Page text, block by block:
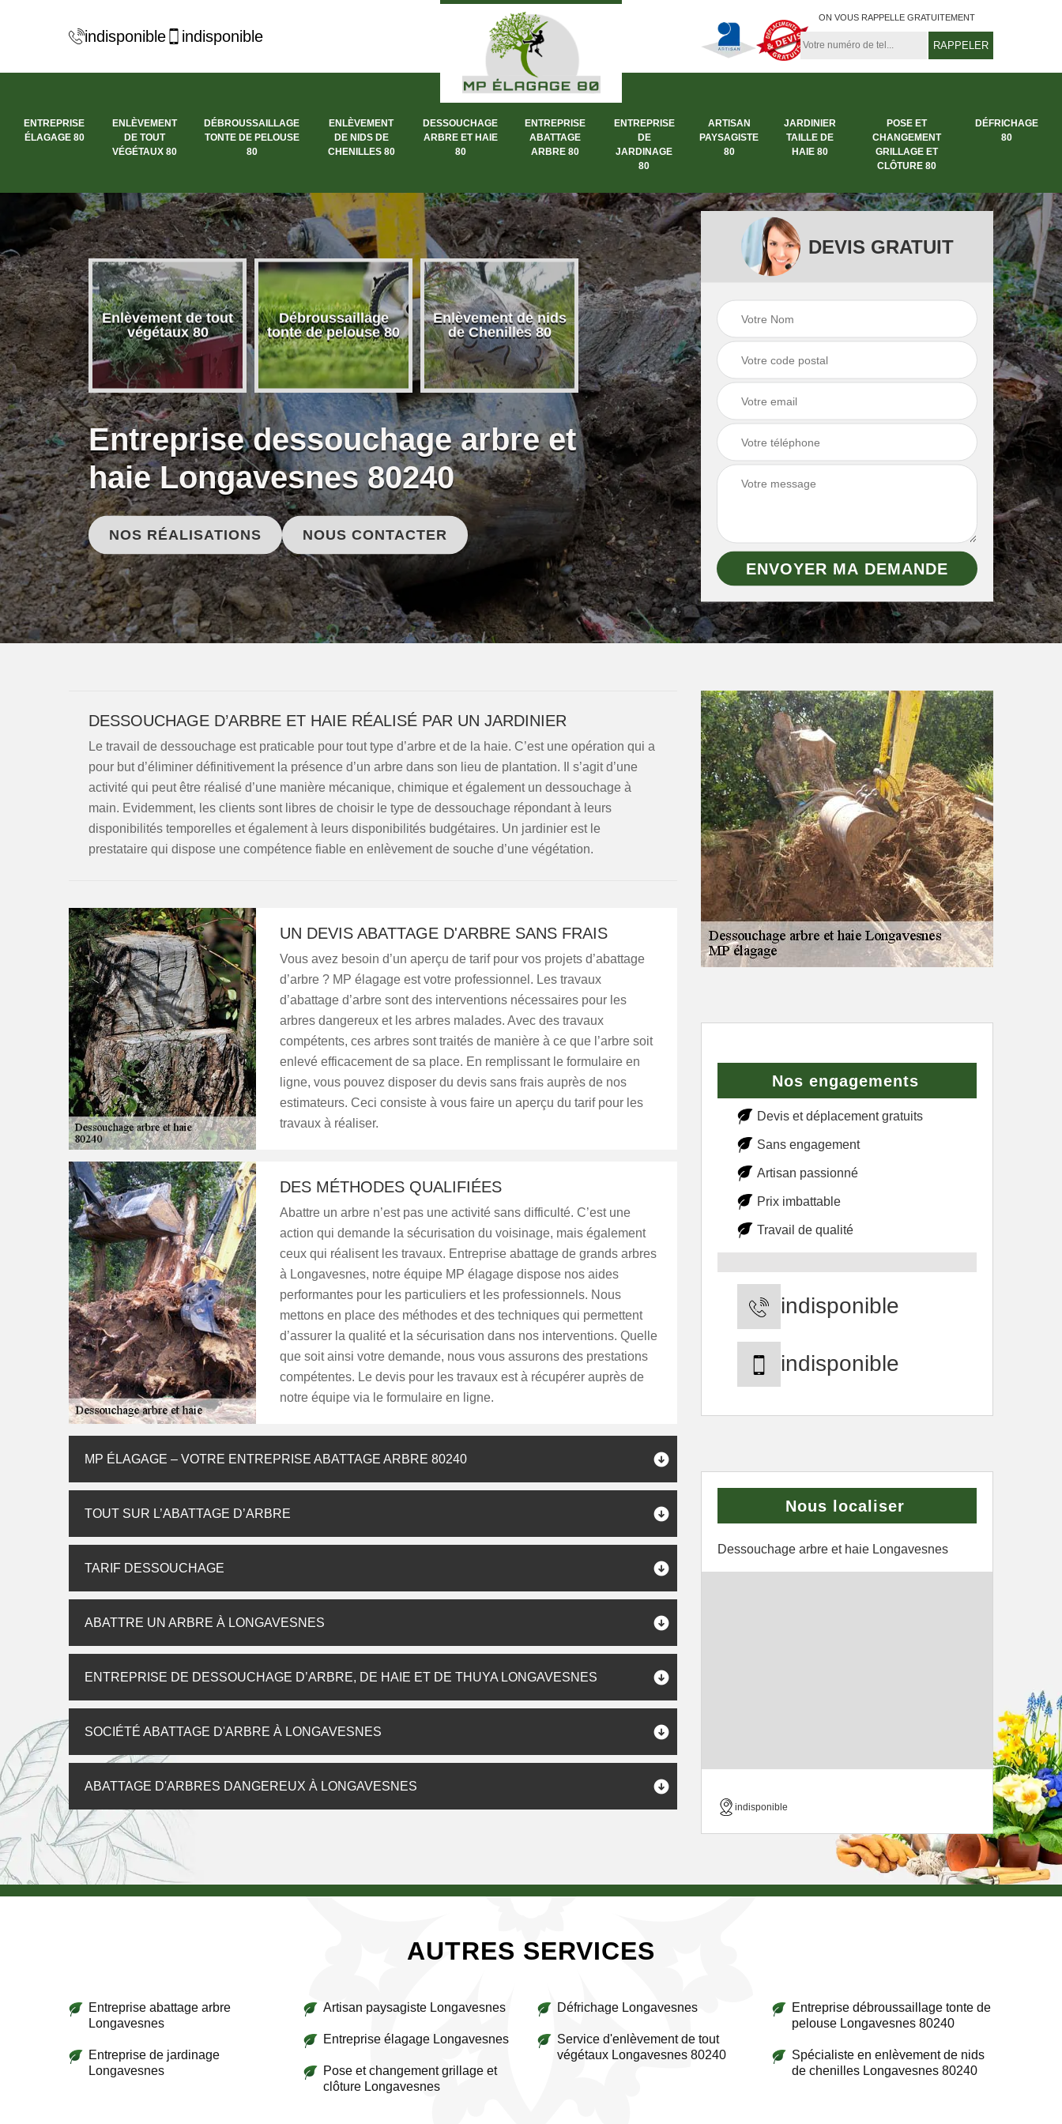
indisponible indisponible
ON VOUS RAPPELLE GRATUITEMENT
ENTREPRISE
ÉLAGAGE 80
ENLÈVEMENT
DE TOUT
VÉGÉTAUX 80
DÉBROUSSAILLAGE
TONTE DE PELOUSE
80
ENLÈVEMENT
DE NIDS DE
CHENILLES 80
DESSOUCHAGE
ARBRE ET HAIE
80
ENTREPRISE
ABATTAGE
ARBRE 80
ENTREPRISE
DE
JARDINAGE
80
ARTISAN
PAYSAGISTE
80
JARDINIER
TAILLE DE
HAIE 80
POSE ET
CHANGEMENT
GRILLAGE ET
CLÔTURE 80
DÉFRICHAGE
80
élagage
Enlèvement de tout
végétaux 80
Débroussaillage
tonte de pelouse 80
Enlèvement de nids
de Chenilles 80
Dessouchage arbre
et haie 80
Entreprise abattage
Entreprise de
jardinage 80
Entreprise dessouchage arbre et
haie Longavesnes 80240
NOS RÉALISATIONS NOUS CONTACTER
DEVIS GRATUIT
DESSOUCHAGE D’ARBRE ET HAIE RÉALISÉ PAR UN JARDINIER
Le travail de dessouchage est praticable pour tout type d’arbre et de la haie. C’est une opération qui a
pour but d’éliminer définitivement la présence d’un arbre dans son lieu de plantation. Il s’agit d’une
activité qui peut être réalisé d’une manière mécanique, chimique et également un dessouchage à
main. Evidemment, les clients sont libres de choisir le type de dessouchage répondant à leurs
disponibilités temporelles et également à leurs disponibilités budgétaires. Un jardinier est le
prestataire qui dispose une compétence fiable en enlèvement de souche d’une végétation.
UN DEVIS ABATTAGE D'ARBRE SANS FRAIS
Vous avez besoin d’un aperçu de tarif pour vos projets d’abattage
d’arbre ? MP élagage est votre professionnel. Les travaux
d’abattage d’arbre sont des interventions nécessaires pour les
arbres dangereux et les arbres malades. Avec des travaux
compétents, ces arbres sont traités de manière à ce que l’arbre soit
enlevé efficacement de sa place. En remplissant le formulaire en
ligne, vous pouvez disposer du devis sans frais auprès de nos
estimateurs. Ceci consiste à vous faire un aperçu du tarif pour les
travaux à réaliser.
DES MÉTHODES QUALIFIÉES
Abattre un arbre n’est pas une activité sans difficulté. C’est une
action qui demande la sécurisation du voisinage, mais également
ceux qui réalisent les travaux. Entreprise abattage de grands arbres
à Longavesnes, notre équipe MP élagage dispose nos aides
performantes pour les particuliers et les professionnels. Nous
mettons en place des méthodes et des techniques qui permettent
d’assurer la qualité et la sécurisation dans nos interventions. Quelle
que soit ainsi votre demande, nous vous assurons des prestations
compétentes. Le devis pour les travaux est à récupérer auprès de
notre équipe via le formulaire en ligne.
MP ÉLAGAGE – VOTRE ENTREPRISE ABATTAGE ARBRE 80240
TOUT SUR L’ABATTAGE D’ARBRE
TARIF DESSOUCHAGE
ABATTRE UN ARBRE À LONGAVESNES
ENTREPRISE DE DESSOUCHAGE D’ARBRE, DE HAIE ET DE THUYA LONGAVESNES
SOCIÉTÉ ABATTAGE D'ARBRE À LONGAVESNES
ABATTAGE D'ARBRES DANGEREUX À LONGAVESNES
Nos engagements
Devis et déplacement gratuits
Sans engagement
Artisan passionné
Prix imbattable
Travail de qualité
indisponible
indisponible
Nous localiser
Dessouchage arbre et haie Longavesnes
indisponible
AUTRES SERVICES
Entreprise abattage arbre
Longavesnes
Entreprise de jardinage
Longavesnes
Artisan paysagiste Longavesnes
Entreprise élagage Longavesnes
Pose et changement grillage et
clôture Longavesnes
Défrichage Longavesnes
Service d'enlèvement de tout
végétaux Longavesnes 80240
Entreprise débroussaillage tonte de
pelouse Longavesnes 80240
Spécialiste en enlèvement de nids
de chenilles Longavesnes 80240